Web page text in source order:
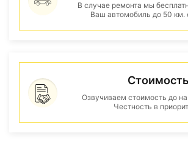
В случае ремонта мы
Ваш автомобиль до 50
Стоимость
Озвучиваем стоимость до
Честность в